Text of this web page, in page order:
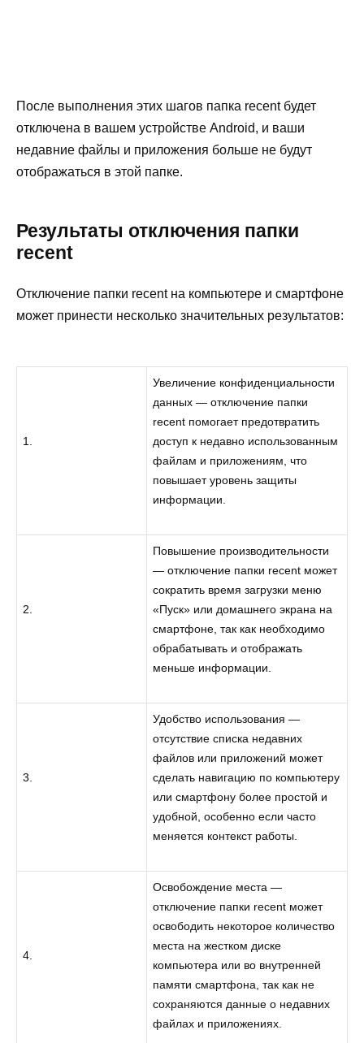
После выполнения этих шагов папка recent будет
отключена в вашем устройстве Android, и ваши
недавние файлы и приложения больше не будут
отображаться в этой папке.
Результаты отключения папки
recent
Отключение папки recent на компьютере и смартфоне
может принести несколько значительных результатов:
1.
Увеличение конфиденциальности
данных — отключение папки
recent помогает предотвратить
доступ к недавно использованным
файлам и приложениям, что
повышает уровень защиты
информации.
2.
Повышение производительности
— отключение папки recent может
сократить время загрузки меню
«Пуск» или домашнего экрана на
смартфоне, так как необходимо
обрабатывать и отображать
меньше информации.
3.
Удобство использования —
отсутствие списка недавних
файлов или приложений может
сделать навигацию по компьютеру
или смартфону более простой и
удобной, особенно если часто
меняется контекст работы.
4.
Освобождение места —
отключение папки recent может
освободить некоторое количество
места на жестком диске
компьютера или во внутренней
памяти смартфона, так как не
сохраняются данные о недавних
файлах и приложениях.